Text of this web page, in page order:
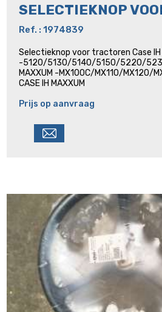
SELECTIEKNOP
Ref. : 1974839
Selectieknop voor tractoren Case IH
-5120/5130/5140/5150/5220/
MAXXUM -MX100C/MX110/MX120/
CASE IH MAXXUM
Prijs op aanvraag